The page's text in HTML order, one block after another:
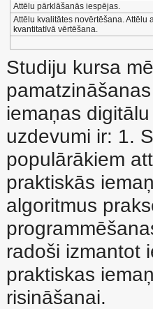
Attēlu pārklāšanās iespējas.
Attēlu kvalitātes novērtēšana. Attēlu
kvantitatīvā vērtēšana.
Studiju kursa
iemaņas
uzdevumi ir: 1.
populārākiem
praktiskās
algoritmus
radoši izmantot
praktiskas
risināšanai.